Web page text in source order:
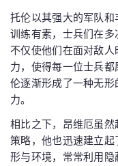
托伦以其强大的军队
训练有素，士兵们在
不仅使他们在面对敌
力，使得每一位士兵
伦逐渐形成了一种无
力。
相比之下，昂维厄虽
策略，他也迅速建立
形与环境，常常利用